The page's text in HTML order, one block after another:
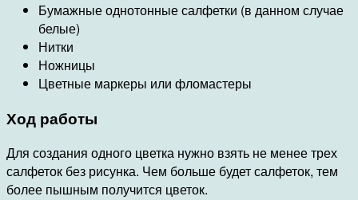
Бумажные однотонные салфетки (в данном случае
белые)
Нитки
Ножницы
Цветные маркеры или фломастеры
Ход работы
Для создания одного цветка нужно взять не менее трех
салфеток без рисунка. Чем больше будет салфеток, тем
более пышным получится цветок.